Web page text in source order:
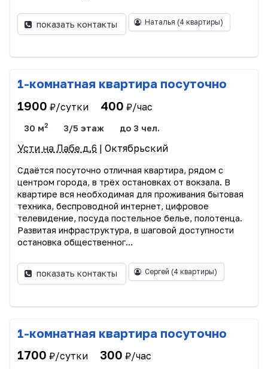
показать контакты Наталья (4 квартиры)
1-комнатная квартира посуточно
1900 ₽/сутки 400 ₽/час
30 м2 3/5 этаж до 3 чел.
Усти на Лабе д.6 | Октябрьский
Сдаётся посуточно отличная квартира, рядом с
центром города, в трёх остановках от вокзала. В
квартире вся необходимая для проживания бытовая
техника, беспроводной интернет, цифровое
телевидение, посуда постельное белье, полотенца.
Развитая инфраструктура, в шаговой доступности
остановка общественног...
показать контакты Cергей (4 квартиры)
1-комнатная квартира посуточно
1700 ₽/сутки 300 ₽/час